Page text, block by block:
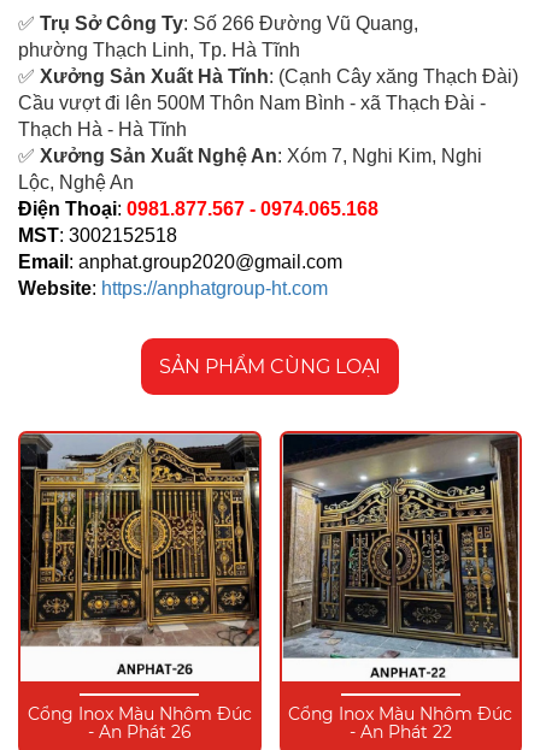
✅ Trụ Sở Công Ty: Số 266 Đường Vũ Quang,
phường Thạch Linh, Tp. Hà Tĩnh
✅ Xưởng Sản Xuất Hà Tĩnh: (Cạnh Cây xăng Thạch Đài)
Cầu vượt đi lên 500M Thôn Nam Bình - xã Thạch Đài -
Thạch Hà - Hà Tĩnh
✅ Xưởng Sản Xuất Nghệ An: Xóm 7, Nghi Kim, Nghi
Lộc, Nghệ An
Điện Thoại: 0981.877.567 - 0974.065.168
MST: 3002152518
Email : anphat.group2020@gmail.com
Website: https://anphatgroup-ht.com
SẢN PHẨM CÙNG LOẠI
Cổng Inox Màu Nhôm Đúc
- An Phát 26
Cổng Inox Màu Nhôm Đúc
- An Phát 22